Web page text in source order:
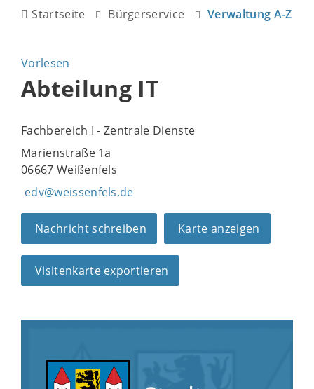
Startseite Bürgerservice Verwaltung A-Z
Vorlesen
Abteilung IT
Fachbereich I - Zentrale Dienste
Marienstraße 1a
06667 Weißenfels
edv@weissenfels.de
Nachricht schreiben Karte anzeigen
Visitenkarte exportieren